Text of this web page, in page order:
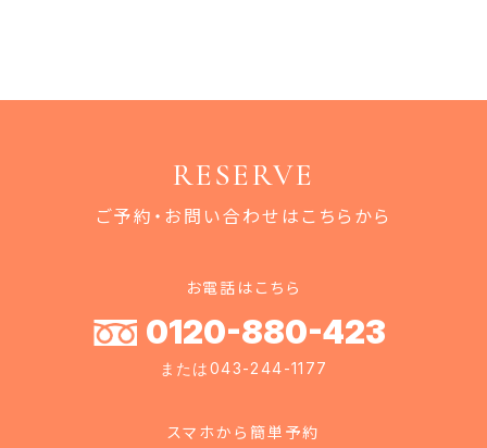
RESERVE
ご予約・お問い合わせはこちらから
お電話はこちら
0120-880-423
または043-244-1177
スマホから簡単予約